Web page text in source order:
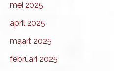
mei 2025
april 2025
maart 2025
februari 2025